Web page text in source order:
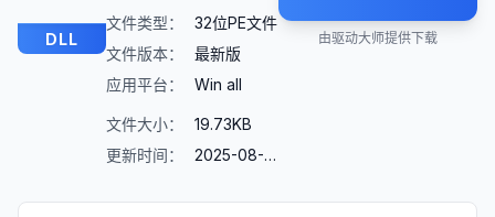
DLL
文件类型：
32位PE文件
文件版本：
最新版
应用平台：
Win all
文件大小：
19.73KB
更新时间：
2025-08-23
由驱动大师提供下载